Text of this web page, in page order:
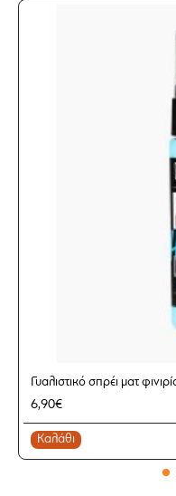
Δεν αφήνει χνούδι
Η συσκευασία
Γυαλιστικό σπρέι ματ
6,90€
Καλάθι